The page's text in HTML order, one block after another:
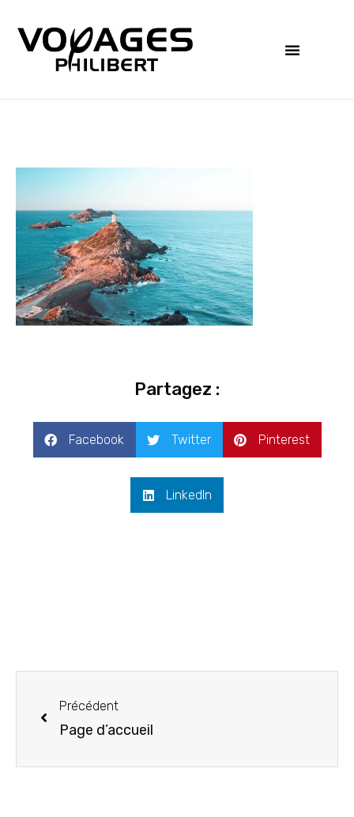
Partagez :
Facebook Twitter Pinterest
LinkedIn
Précédent
Page d’accueil